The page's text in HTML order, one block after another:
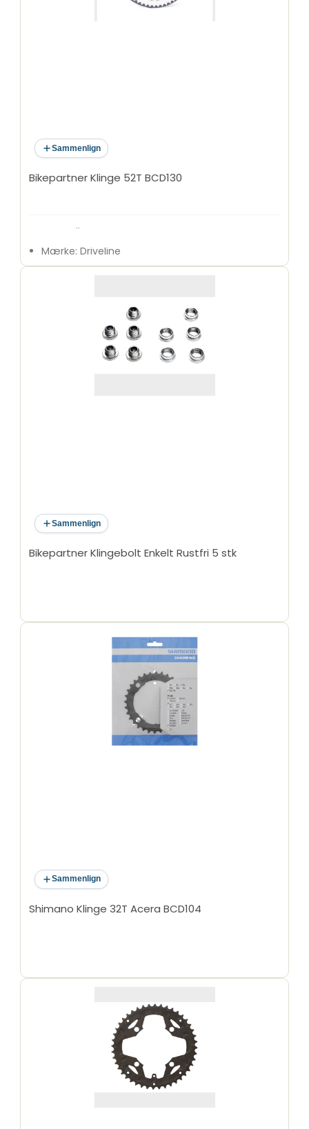
Sammenlign
Bikepartner Klinge 52T BCD130
Type: Klinge
Mærke: Driveline
Antal tænder: 52T
Speed-kompatibilitet: 9/10-speed
Materiale: 5182 aluminium
Sammenlign
Bikepartner Klingebolt Enkelt Rustfri 5 stk
Sammenlign
Shimano Klinge 32T Acera BCD104